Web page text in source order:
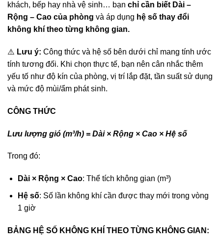
khách, bếp hay nhà vệ sinh… bạn chỉ cần biết Dài –
Rộng – Cao của phòng và áp dụng hệ số thay đổi
không khí theo từng không gian.
⚠️ Lưu ý: Công thức và hệ số bên dưới chỉ mang tính ước
tính tương đối. Khi chọn thực tế, bạn nên cân nhắc thêm
yếu tố như độ kín của phòng, vị trí lắp đặt, tần suất sử dụng
và mức độ mùi/ẩm phát sinh.
CÔNG THỨC
Lưu lượng gió (m³/h) = Dài × Rộng × Cao × Hệ số
Trong đó:
Dài × Rộng × Cao: Thể tích không gian (m³)
Hệ số: Số lần không khí cần được thay mới trong vòng
1 giờ
BẢNG HỆ SỐ KHÔNG KHÍ THEO TỪNG KHÔNG GIAN: